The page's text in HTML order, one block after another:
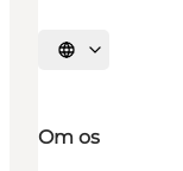
Vælg sprog
Om os